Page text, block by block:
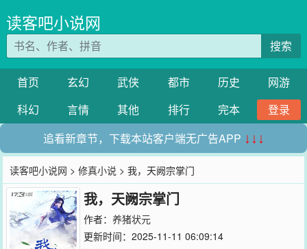
读客吧小说网
搜索
首页 玄幻 武侠 都市 历史
网游
科幻
言情 其他 排行 完本
登录
追看新章节，下载本站客户端无广告APP ↓↓↓
读客吧小说网 >修真小说 > 我，天阙宗掌门
我，天阙宗掌门
作者： 养猪状元
更新时间：2025-11-11 06:09:14